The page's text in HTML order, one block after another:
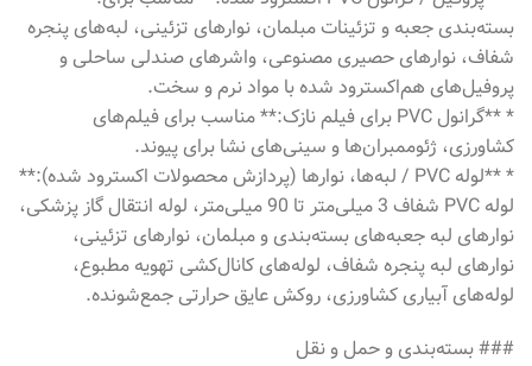
بسته‌بندی جعبه و تزئینات مبلمان، نوارهای تزئینی، لبه‌های پنجره
شفاف، نوارهای حصیری مصنوعی، واشرهای صندلی ساحلی و
پروفیل‌های هم‌اکسترود شده با مواد نرم و سخت.
* **گرانول PVC برای فیلم نازک:** مناسب برای فیلم‌های
کشاورزی، ژئوممبران‌ها و سینی‌های نشا برای پیوند.
* **لوله PVC / لبه‌ها، نوارها (پردازش محصولات اکسترود شده):**
لوله PVC شفاف 3 میلی‌متر تا 90 میلی‌متر، لوله انتقال گاز پزشکی،
نوارهای لبه جعبه‌های بسته‌بندی و مبلمان، نوارهای تزئینی،
نوارهای لبه پنجره شفاف، لوله‌های کانال‌کشی تهویه مطبوع،
لوله‌های آبیاری کشاورزی، روکش عایق حرارتی جمع‌شونده.
### بسته‌بندی و حمل و نقل